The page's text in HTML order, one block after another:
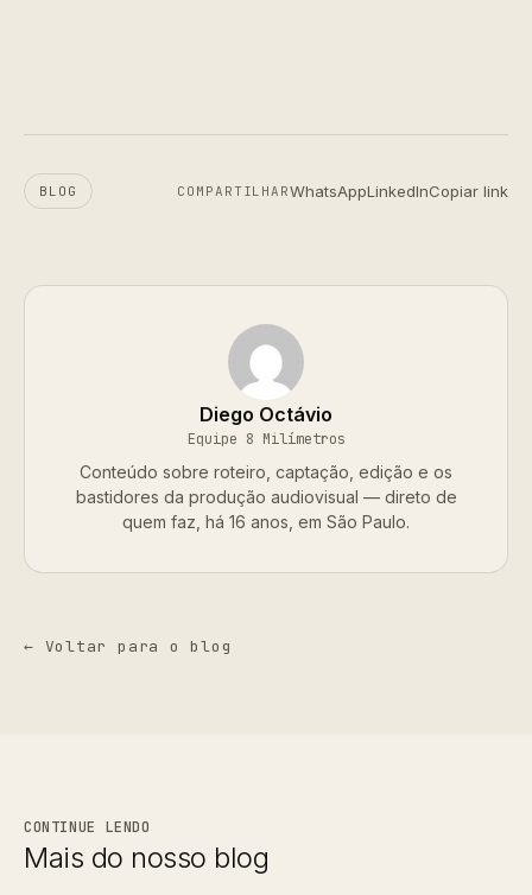
BLOG COMPARTILHARWhatsAppLinkedInCopiar link
Diego Octávio
Equipe 8 Milímetros
Conteúdo sobre roteiro, captação, edição e os
bastidores da produção audiovisual — direto de
quem faz, há 16 anos, em São Paulo.
← Voltar para o blog
CONTINUE LENDO
Mais do nosso blog